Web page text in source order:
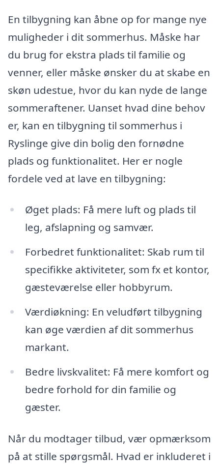
En tilbygning kan åbne op for mange nye
muligheder i dit sommerhus. Måske har
du brug for ekstra plads til familie og
venner, eller måske ønsker du at skabe en
skøn udestue, hvor du kan nyde de lange
sommeraftener. Uanset hvad dine behov
er, kan en tilbygning til sommerhus i
Ryslinge give din bolig den fornødne
plads og funktionalitet. Her er nogle
fordele ved at lave en tilbygning:
Øget plads: Få mere luft og plads til
leg, afslapning og samvær.
Forbedret funktionalitet: Skab rum til
specifikke aktiviteter, som fx et kontor,
gæsteværelse eller hobbyrum.
Værdiøkning: En veludført tilbygning
kan øge værdien af dit sommerhus
markant.
Bedre livskvalitet: Få mere komfort og
bedre forhold for din familie og
gæster.
Når du modtager tilbud, vær opmærksom
på at stille spørgsmål. Hvad er inkluderet i